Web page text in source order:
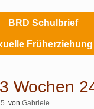
BRD Schulbrief
Wochen
von Gabriele